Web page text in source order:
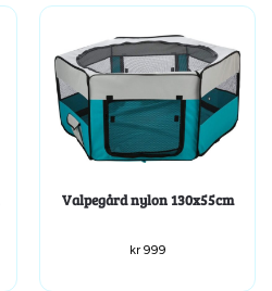
Valpegård nylon 130x55cm
kr999